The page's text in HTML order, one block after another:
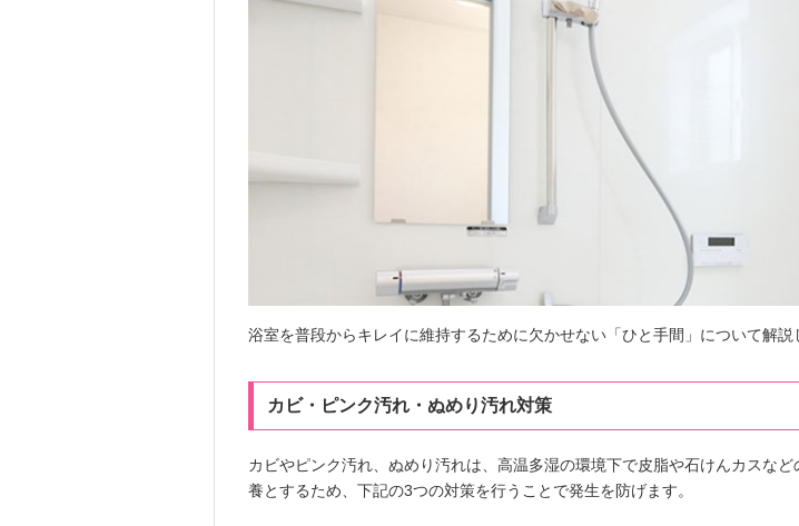
浴室を普段からキレイに維持するために欠かせない「ひと手間」について解説
カビ・ピンク汚れ・ぬめり汚れ対策
カビやピンク汚れ、ぬめり汚れは、高温多湿の環境下で皮脂や石けんカスなど
養とするため、下記の3つの対策を行うことで発生を防げます。